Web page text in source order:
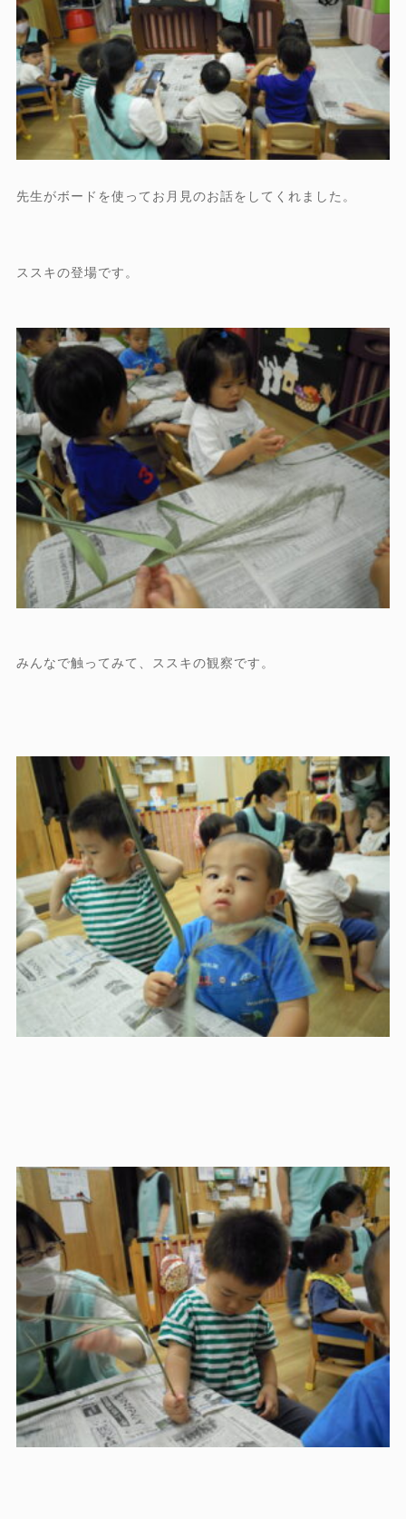
先生がボードを使ってお月見のお話をしてくれました。
ススキの登場です。
みんなで触ってみて、ススキの観察です。